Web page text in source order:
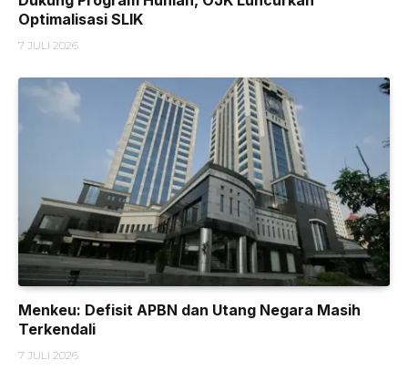
Optimalisasi SLIK
7 JULI 2026
Menkeu: Defisit APBN dan Utang Negara Masih
Terkendali
7 JULI 2026